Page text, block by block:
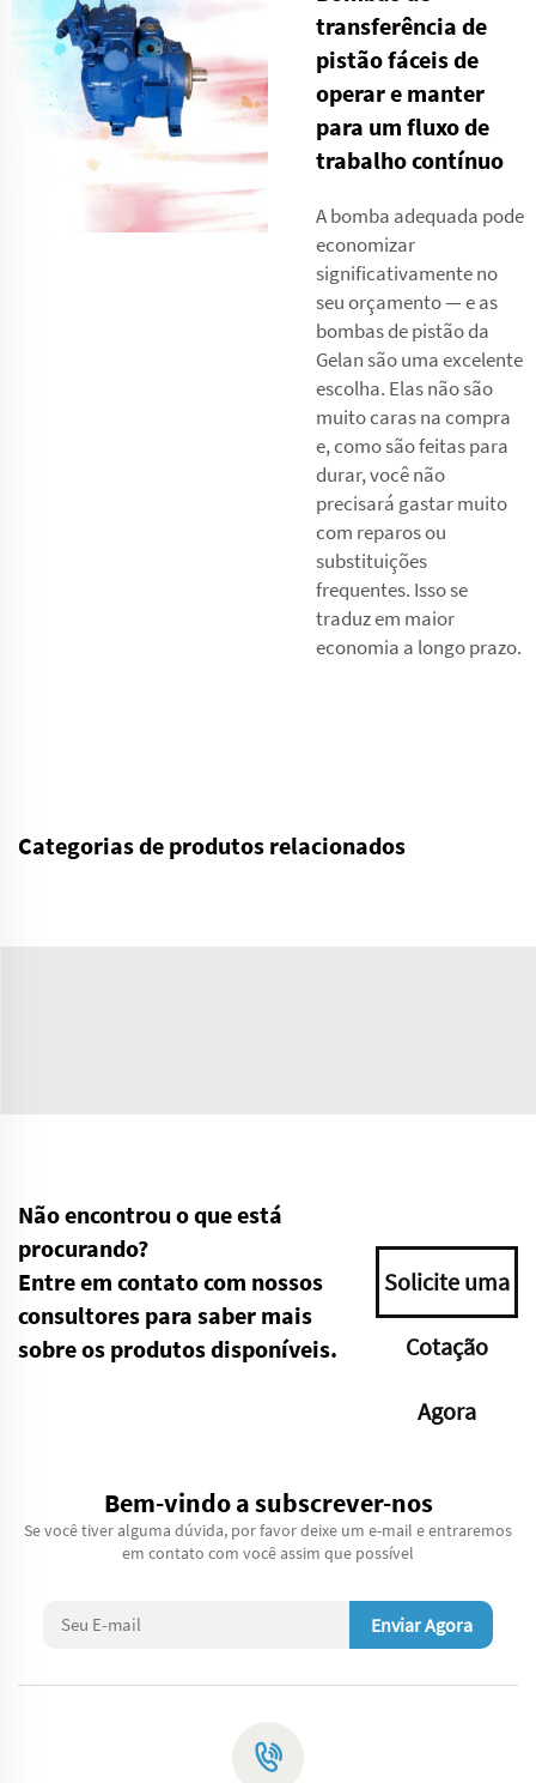
transferência de
pistão fáceis de
operar e manter
para um fluxo de
trabalho contínuo
A bomba adequada pode
economizar
significativamente no
seu orçamento — e as
bombas de pistão da
Gelan são uma excelente
escolha. Elas não são
muito caras na compra
e, como são feitas para
durar, você não
precisará gastar muito
com reparos ou
substituições
frequentes. Isso se
traduz em maior
economia a longo prazo.
Categorias de produtos relacionados
Não encontrou o que está
procurando?
Entre em contato com nossos
consultores para saber mais
sobre os produtos disponíveis.
Solicite uma
Cotação
Agora
Bem-vindo a subscrever-nos
Se você tiver alguma dúvida, por favor deixe um e-mail e entraremos
em contato com você assim que possível
Enviar Agora